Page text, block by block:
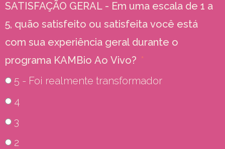
SATISFAÇÃO GERAL - Em uma escala de 1 a
5, quão satisfeito ou satisfeita você está
com sua experiência geral durante o
programa KAMBio Ao Vivo?
5 - Foi realmente transformador
4
3
2